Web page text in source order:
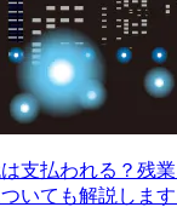
支払われる？残業
いても解説します